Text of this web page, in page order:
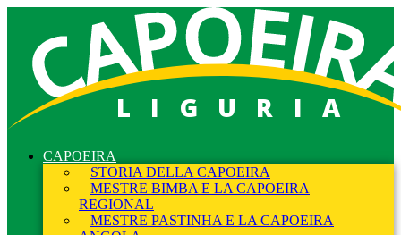
LIGURIA
CAPOEIRA
STORIA DELLA CAPOEIRA
MESTRE BIMBA E LA CAPOEIRA
REGIONAL
MESTRE PASTINHA E LA CAPOEIRA